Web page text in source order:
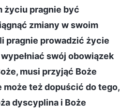
życiu pragnie być
zmiany w swoim
pragnie prowadzić życie
swój obowiązek
musi przyjąć Boże
może też dopuścić do tego,
dyscyplina i Boże